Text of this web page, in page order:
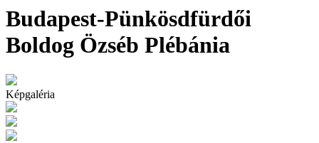
Budapest-Pünkösdfürdői
Boldog Özséb Plébánia
Képgaléria